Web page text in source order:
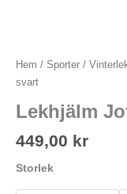
Hem / Sporter /
svart
Lekhjälm
449,00 kr
Storlek
415
svart